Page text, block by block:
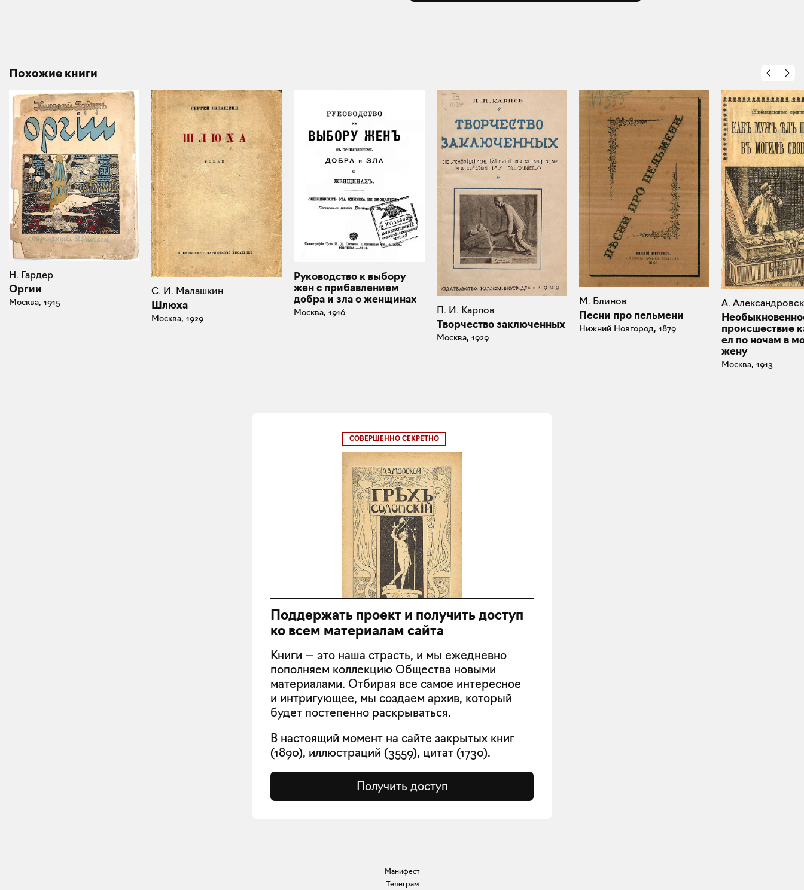
Похожие книги
Н. Гардер
Оргии
Москва, 1915
С. И. Малашкин
Шлюха
Москва, 1929
Руководство к выбору
жен с прибавлением
добра и зла о женщинах
Москва, 1916 П. И. Карпов
Творчество заключенных
Москва, 1929
М. Блинов
Песни про пельмени
Нижний Новгород, 1879
А.
происшествие
ел по ночам в
жену
Москва, 1913
СОВЕРШЕННО СЕКРЕТНО
Поддержать проект и получить доступ
ко всем материалам сайта
Книги — это наша страсть, и мы ежедневно
пополняем коллекцию Общества новыми
материалами. Отбирая все самое интересное
и интригующее, мы создаем архив, который
будет постепенно раскрываться.
В настоящий момент на сайте закрытых книг
(1890), иллюстраций (3559), цитат (1730).
Получить доступ
Манифест
Телеграм